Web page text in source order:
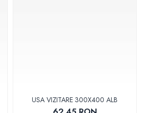
USA VIZITARE 300X400 ALB